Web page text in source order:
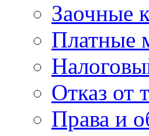
Заочные
Платные
Отказ от
Права и